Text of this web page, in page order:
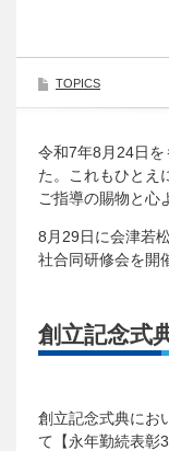
TOPICS
令和7年8月24日を
た。これもひとえ
ご指導の賜物と心
8月29日に会津若
社合同研修会を開
創立記念式
創立記念式典にお
て【永年勤続表彰